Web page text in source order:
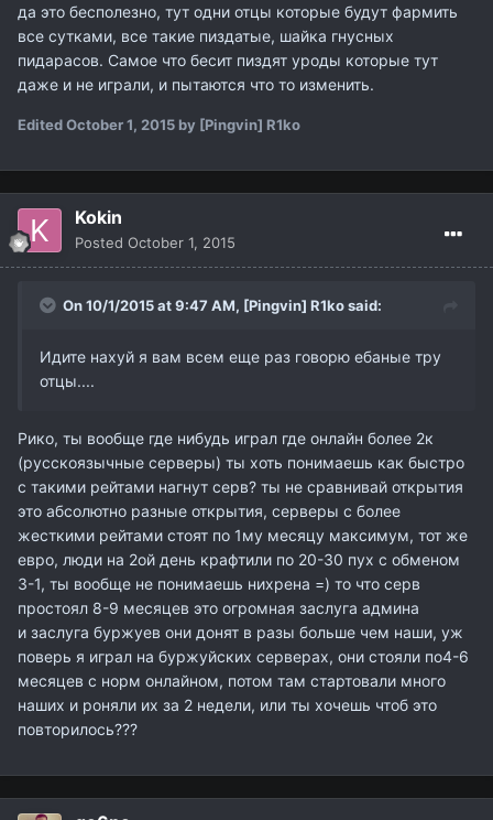
да это бесполезно, тут одни отцы которые будут фармить
все сутками, все такие пиздатые, шайка гнусных
пидарасов. Самое что бесит пиздят уроды которые тут
даже и не играли, и пытаются что то изменить.
EditedOctober 1, 2015 by [Pingvin] R1ko
Kokin
Posted October 1, 2015
On 10/1/2015 at 9:47 AM, [Pingvin] R1kosaid:
Идите нахуй я вам всем еще раз говорю ебаные тру
отцы....
Рико, ты вообще где нибудь играл где онлайн более 2к
(русскоязычные серверы) ты хоть понимаешь как быстро
с такими рейтами нагнут серв? ты не сравнивай открытия
это абсолютно разные открытия, серверы с более
жесткими рейтами стоят по 1му месяцу максимум, тот же
евро, люди на 2ой день крафтили по 20-30 пух с обменом
3-1, ты вообще не понимаешь нихрена =) то что серв
простоял 8-9 месяцев это огромная заслуга админа
и заслуга буржуев они донят в разы больше чем наши, уж
поверь я играл на буржуйских серверах, они стояли по4-6
месяцев с норм онлайном, потом там стартовали много
наших и роняли их за 2 недели, или ты хочешь чтоб это
повторилось???